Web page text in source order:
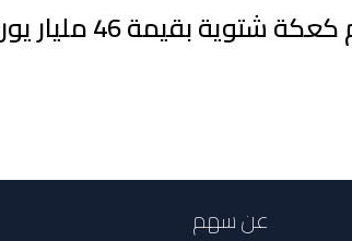
شتوية بقيمة 46 مليار يورو
عن سهم